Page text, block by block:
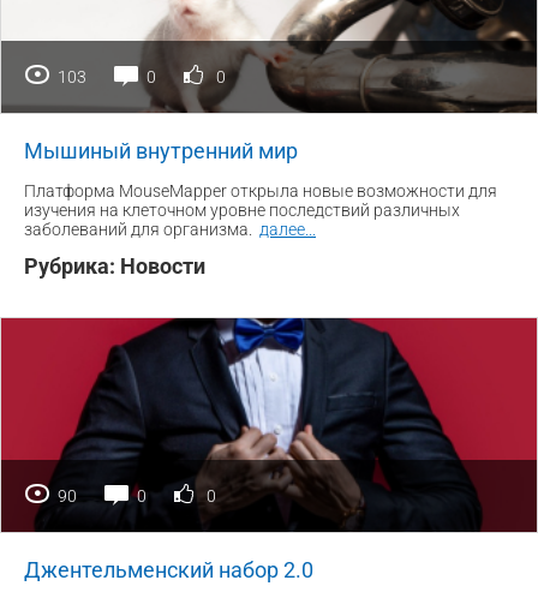
103 0 0
Мышиный внутренний мир
Платформа MouseMapper открыла новые возможности для
изучения на клеточном уровне последствий различных
заболеваний для организма.
далее
Рубрика: Новости
90 0 0
Джентельменский набор 2.0